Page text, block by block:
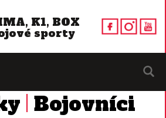
K1, BOX
sporty
Bojovníci